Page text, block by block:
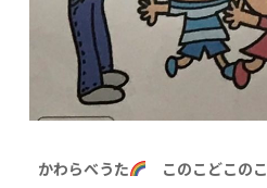
かわらべうた このこどこのこ